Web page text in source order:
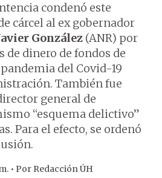
condenó este
cárcel al ex gobernador
González (ANR) por
de dinero de fondos de
del Covid-19
También fue
general de
“esquema delictivo”
Para el efecto, se ordenó
• Por Redacción ÚH